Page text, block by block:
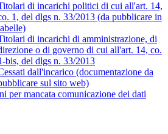
di incarichi politici di cui all'art. 14,
1, del dlgs n. 33/2013 (da pubblicare in
di incarichi di amministrazione, di
o di governo di cui all'art. 14, co.
bis, del dlgs n. 33/2013
dall'incarico (documentazione da
sul sito web)
per mancata comunicazione dei dati